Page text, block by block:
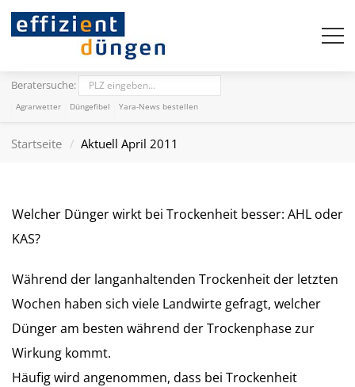
Beratersuche:
Agrarwetter Düngefibel Yara-News bestellen
Startseite Aktuell April 2011
Welcher Dünger wirkt bei Trockenheit besser: AHL oder
KAS?
Während der langanhaltenden Trockenheit der letzten
Wochen haben sich viele Landwirte gefragt, welcher
Dünger am besten während der Trockenphase zur
Wirkung kommt.
Häufig wird angenommen, dass bei Trockenheit